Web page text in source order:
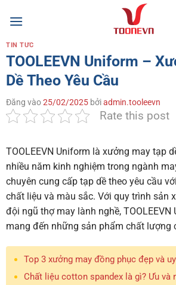
qua
TIN TỨC
TOOLEEVN Uniform –
Dề Theo Yêu Cầu
Đăng vào25/02/2025 bởiadmin.tooleevn
Rate this post
TOOLEEVN Uniform là xưởng may tạp
nhiều năm kinh nghiệm trong ngành
chuyên cung cấp tạp dề theo yêu cầu
chất liệu và màu sắc. Với quy trình sản
đội ngũ thợ may lành nghề,
mang đến những sản phẩm chất lượng
Top 3 xưởng may đồng phục đẹp và
Chất liệu cotton spandex là gì? Ưu và